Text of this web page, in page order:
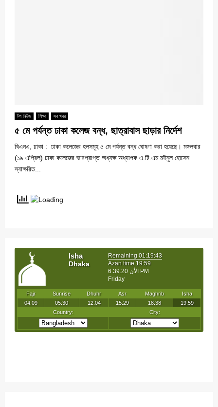
টপ নিউজ শিক্ষা সব খবর
৫ মে পর্যন্ত ঢাকা কলেজ বন্ধ, ছাত্রাবাস ছাড়ার নির্দেশ
বিএনএ, ঢাকা : ঢাকা কলেজের হলসমূহ ৫ মে পর্যন্ত বন্ধ ঘোষণা করা হয়েছে। মঙ্গলবার
(১৯ এপ্রিল) ঢাকা কলেজের ভারপ্রাপ্ত অধ্যক্ষ অধ্যাপক এ.টি.এম মইনুল হোসেন
স্বাক্ষরিত...